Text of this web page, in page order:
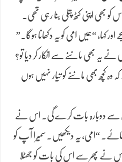
بھی اپنی کٹھ پتلی بنا رہی تھی۔
کہا، “ہمیں امی کو یہ دکھانا ہوگا۔”
نے یہ بھی ماننے سے انکار کر دیا تو؟
وہ کچھ بھی ماننے کو تیار نہیں ہوں
سے دوبارہ بات کرے گی۔ اس نے
دکھائے۔ “امی، یہ دیکھیں۔ سمیرا آپ کو
نے پھر سے اس کی بات کو جھٹلا